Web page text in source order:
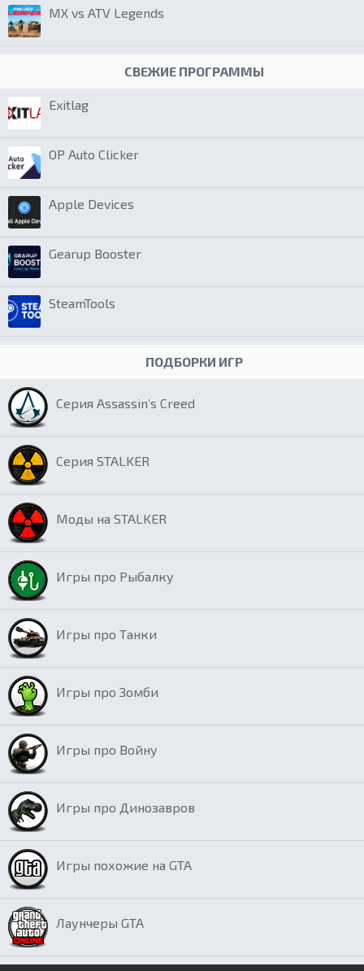
MX vs ATV Legends
СВЕЖИЕ ПРОГРАММЫ
Exitlag
OP Auto Clicker
Apple Devices
Gearup Booster
SteamTools
ПОДБОРКИ ИГР
Серия Assassin’s Creed
Серия STALKER
Моды на STALKER
Игры про Рыбалку
Игры про Танки
Игры про Зомби
Игры про Войну
Игры про Динозавров
Игры похожие на GTA
Лаунчеры GTA